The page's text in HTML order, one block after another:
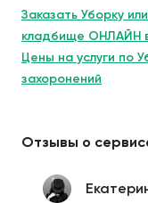
Заказать Уборку
кладбище ОНЛАЙН в
Цены на услуги по
захоронений
Отзывы о